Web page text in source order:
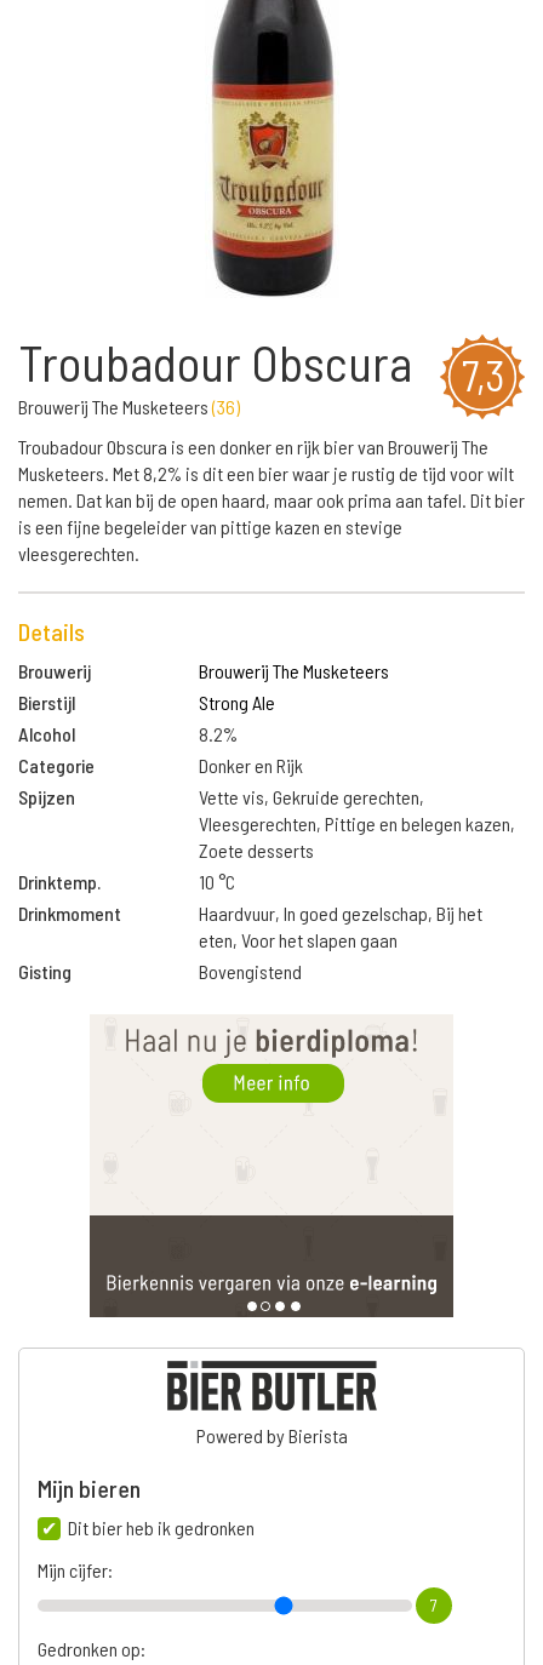
7,3
Troubadour Obscura
Brouwerij The Musketeers(36)
Troubadour Obscura is een donker en rijk bier van Brouwerij The
Musketeers. Met 8,2% is dit een bier waar je rustig de tijd voor wilt
nemen. Dat kan bij de open haard, maar ook prima aan tafel. Dit bier
is een fijne begeleider van pittige kazen en stevige
vleesgerechten.
Details
Brouwerij
Brouwerij The Musketeers
Bierstijl
Strong Ale
Alcohol
8.2%
Categorie
Donker en Rijk
Spijzen
Vette vis, Gekruide gerechten,
Vleesgerechten, Pittige en belegen kazen,
Zoete desserts
Drinktemp.
10 °C
Drinkmoment
Haardvuur, In goed gezelschap, Bij het
eten, Voor het slapen gaan
Gisting
Bovengistend
Powered by Bierista
Mijn bieren
Dit bier heb ik gedronken
Mijn cijfer:
7
Gedronken op: